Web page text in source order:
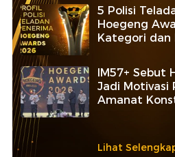
5 Polisi
Hoegeng
Kategori dan
IM57+ Sebut
Jadi Motivasi
Amanat
Lihat